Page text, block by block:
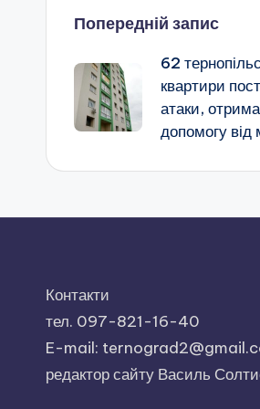
Навігація
по
запису
Попередній запис
62
квартири
атаки,
допомогу від
Контакти
тел. 097-821-16-40
E-mail:
редактор сайту Василь